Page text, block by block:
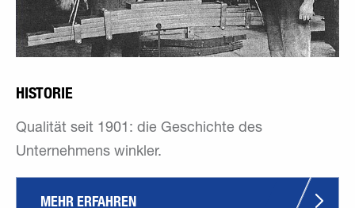
HISTORIE
Qualität seit 1901: die Geschichte des
Unternehmens winkler.
MEHR ERFAHREN